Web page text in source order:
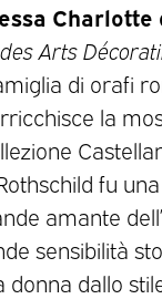
Charlotte
Arts
di orafi
la
fu
amante
sensibilità
donna dallo